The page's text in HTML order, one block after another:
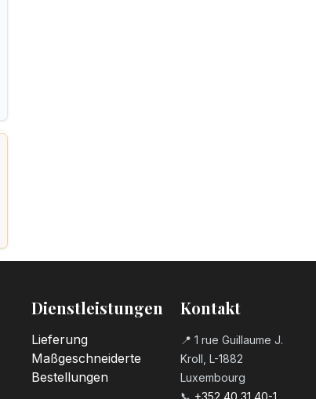
Dienstleistungen
Lieferung
Maßgeschneiderte
Bestellungen
Kontakt
📍 1 rue Guillaume J.
Kroll, L-1882
Luxembourg